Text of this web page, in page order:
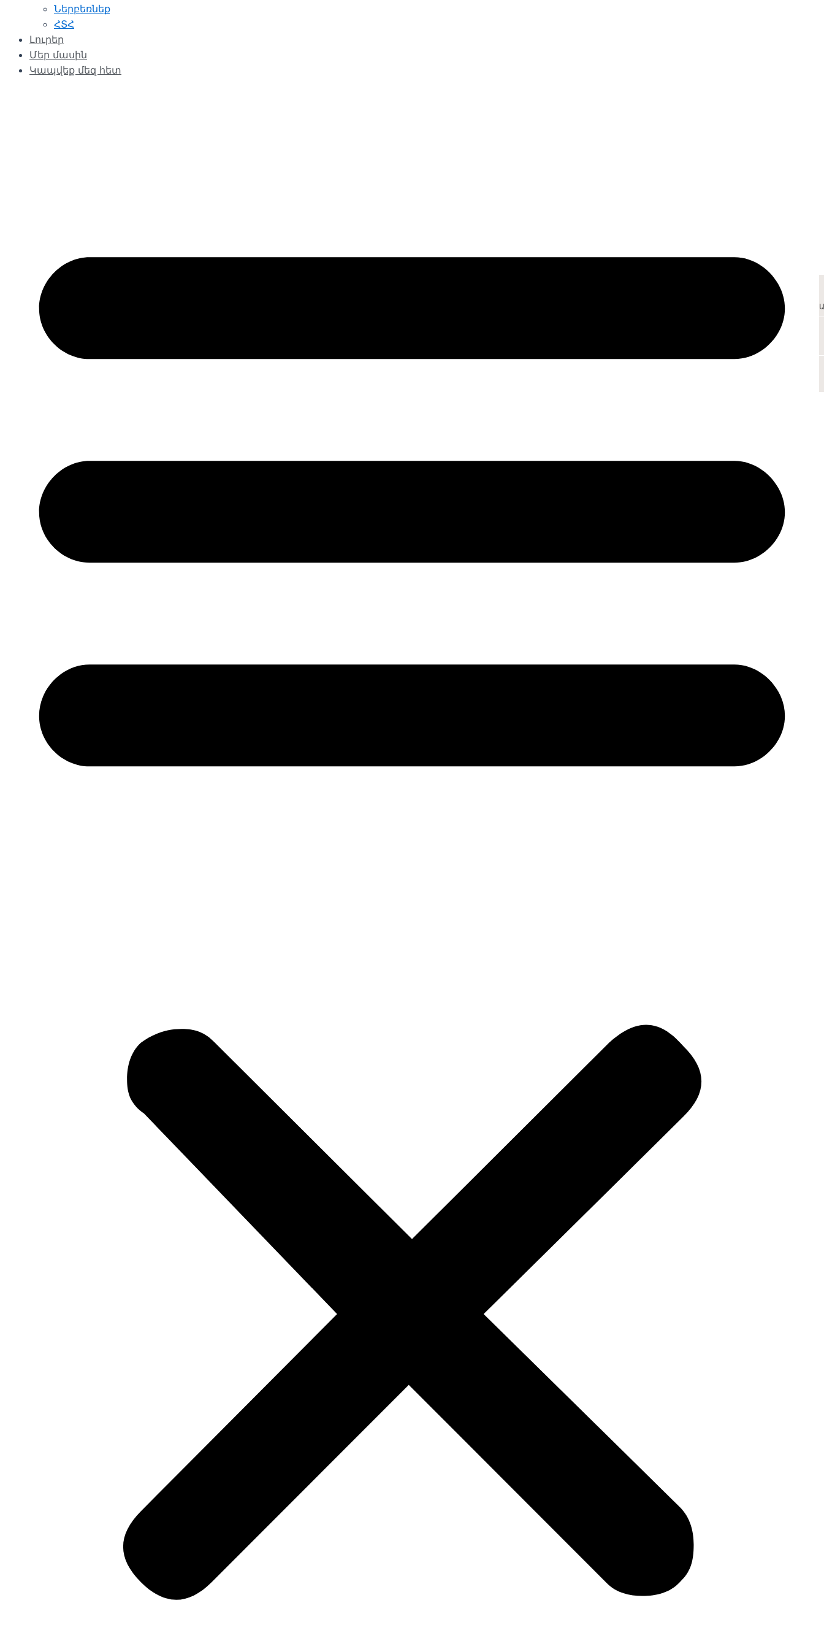
Ներբեռնեք
ՀՏՀ
Լուրեր
Մեր մասին
Կապվեք մեզ հետ